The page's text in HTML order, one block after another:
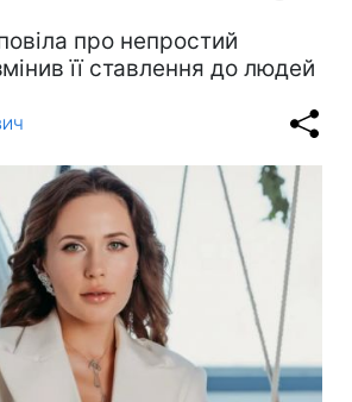
про непростий
її ставлення до людей